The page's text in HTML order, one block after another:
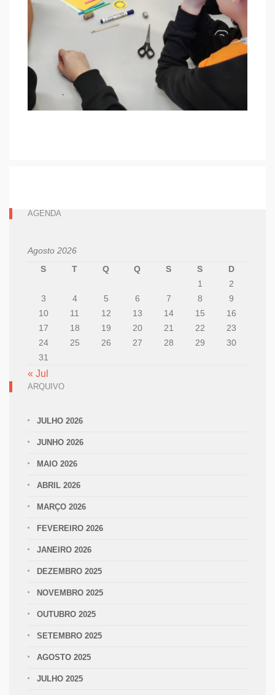
AGENDA
Agosto 2026
S
T Q Q S S
D
1
2
3
4 5 6 7 8
9
10
11 12 13 14 15
16
17
18 19 20 21 22
23
24
25 26 27 28 29
30
31
« Jul
ARQUIVO
JULHO 2026
JUNHO 2026
MAIO 2026
ABRIL 2026
MARÇO 2026
FEVEREIRO 2026
JANEIRO 2026
DEZEMBRO 2025
NOVEMBRO 2025
OUTUBRO 2025
SETEMBRO 2025
AGOSTO 2025
JULHO 2025